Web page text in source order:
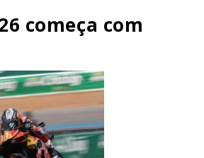
começa com